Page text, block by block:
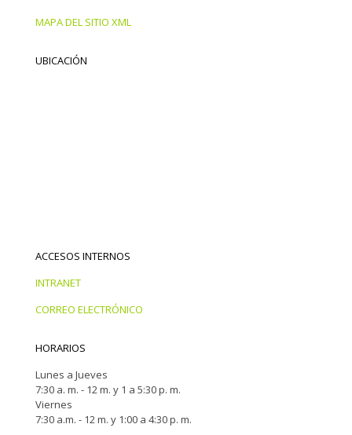
MAPA DEL SITIO XML
UBICACIÓN
ACCESOS INTERNOS
INTRANET
CORREO ELECTRÓNICO
HORARIOS
Lunes a Jueves
7:30 a. m. - 12 m. y 1 a 5:30 p. m.
Viernes
7:30 a.m. - 12 m. y 1:00 a 4:30 p. m.